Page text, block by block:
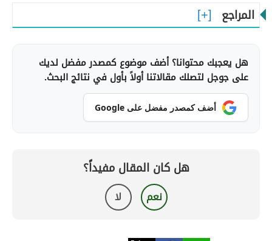
المراجع
هل يعجبك محتوانا؟ أضف موضوع كمصدر مفضل لديك
على جوجل لتصلك مقالاتنا أولاً بأول في نتائج البحث.
أضف كمصدر مفضل على Google
هل كان المقال مفيداً؟
نعم لا